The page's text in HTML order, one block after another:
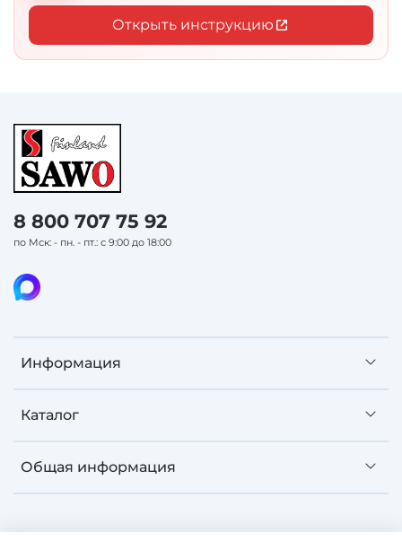
Открыть инструкцию
Информация
Каталог
Общая информация
8 800 707 75 92
по Мск: - пн. - пт.: с 9:00 до 18:00